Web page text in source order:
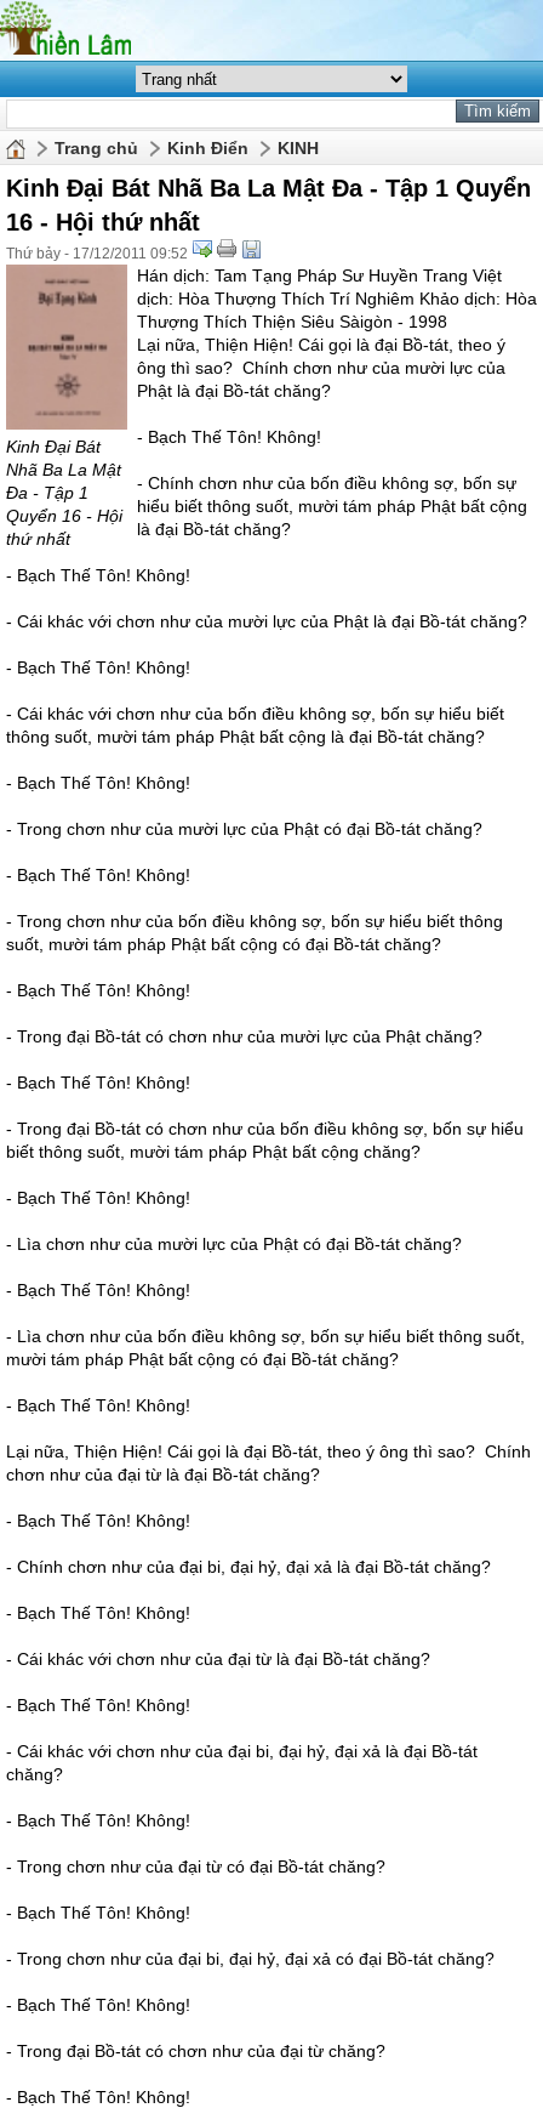
Trang chủ Kinh Điển KINH
Kinh Đại Bát Nhã Ba La Mật Đa - Tập 1 Quyển
16 - Hội thứ nhất
Thứ bảy - 17/12/2011 09:52
Kinh Đại Bát
Nhã Ba La Mật
Đa - Tập 1
Quyển 16 - Hội
thứ nhất
Hán dịch: Tam Tạng Pháp Sư Huyền Trang Việt
dịch: Hòa Thượng Thích Trí Nghiêm Khảo dịch: Hòa
Thượng Thích Thiện Siêu Sàigòn - 1998
Lại nữa, Thiện Hiện! Cái gọi là đại Bồ-tát, theo ý
ông thì sao? Chính chơn như của mười lực của
Phật là đại Bồ-tát chăng?
- Bạch Thế Tôn! Không!
- Chính chơn như của bốn điều không sợ, bốn sự
hiểu biết thông suốt, mười tám pháp Phật bất cộng
là đại Bồ-tát chăng?
- Bạch Thế Tôn! Không!
- Cái khác với chơn như của mười lực của Phật là đại Bồ-tát chăng?
- Bạch Thế Tôn! Không!
- Cái khác với chơn như của bốn điều không sợ, bốn sự hiểu biết
thông suốt, mười tám pháp Phật bất cộng là đại Bồ-tát chăng?
- Bạch Thế Tôn! Không!
- Trong chơn như của mười lực của Phật có đại Bồ-tát chăng?
- Bạch Thế Tôn! Không!
- Trong chơn như của bốn điều không sợ, bốn sự hiểu biết thông
suốt, mười tám pháp Phật bất cộng có đại Bồ-tát chăng?
- Bạch Thế Tôn! Không!
- Trong đại Bồ-tát có chơn như của mười lực của Phật chăng?
- Bạch Thế Tôn! Không!
- Trong đại Bồ-tát có chơn như của bốn điều không sợ, bốn sự hiểu
biết thông suốt, mười tám pháp Phật bất cộng chăng?
- Bạch Thế Tôn! Không!
- Lìa chơn như của mười lực của Phật có đại Bồ-tát chăng?
- Bạch Thế Tôn! Không!
- Lìa chơn như của bốn điều không sợ, bốn sự hiểu biết thông suốt,
mười tám pháp Phật bất cộng có đại Bồ-tát chăng?
- Bạch Thế Tôn! Không!
Lại nữa, Thiện Hiện! Cái gọi là đại Bồ-tát, theo ý ông thì sao? Chính
chơn như của đại từ là đại Bồ-tát chăng?
- Bạch Thế Tôn! Không!
- Chính chơn như của đại bi, đại hỷ, đại xả là đại Bồ-tát chăng?
- Bạch Thế Tôn! Không!
- Cái khác với chơn như của đại từ là đại Bồ-tát chăng?
- Bạch Thế Tôn! Không!
- Cái khác với chơn như của đại bi, đại hỷ, đại xả là đại Bồ-tát
chăng?
- Bạch Thế Tôn! Không!
- Trong chơn như của đại từ có đại Bồ-tát chăng?
- Bạch Thế Tôn! Không!
- Trong chơn như của đại bi, đại hỷ, đại xả có đại Bồ-tát chăng?
- Bạch Thế Tôn! Không!
- Trong đại Bồ-tát có chơn như của đại từ chăng?
- Bạch Thế Tôn! Không!